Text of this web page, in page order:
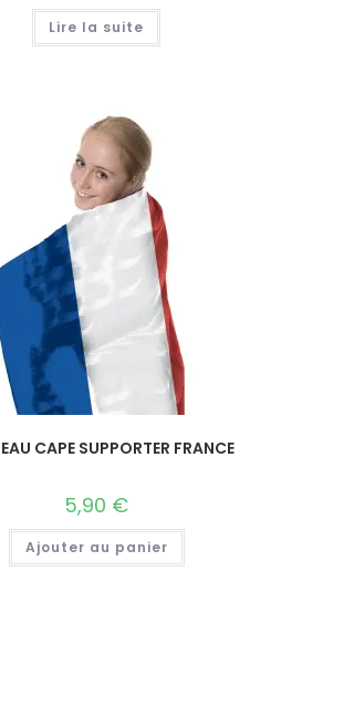
Lire la suite
CAPE SUPPORTER FRANCE
5,90 €
Ajouter au panier